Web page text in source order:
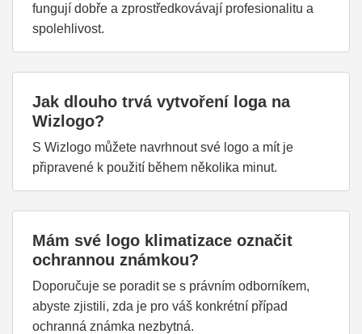
fungují dobře a zprostředkovávají profesionalitu a
spolehlivost.
Jak dlouho trvá vytvoření loga na
Wizlogo?
S Wizlogo můžete navrhnout své logo a mít je
připravené k použití během několika minut.
Mám své logo klimatizace označit
ochrannou známkou?
Doporučuje se poradit se s právním odborníkem,
abyste zjistili, zda je pro váš konkrétní případ
ochranná známka nezbytná.